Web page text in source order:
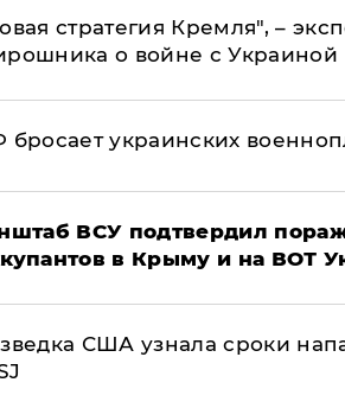
стратегия Кремля", –
о войне с Украиной
бросает украинских
ВСУ подтвердил
в Крыму и на ВОТ
США узнала сроки